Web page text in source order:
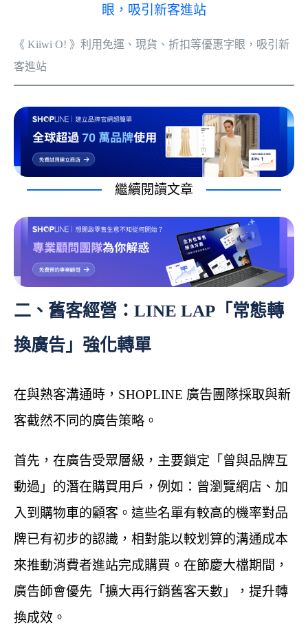
《 Kiiwi O! 》利用免運、現貨、折扣等優惠字眼，吸引新
客進站
繼續閱讀文章
二、舊客經營：LINE LAP「常態轉
換廣告」強化轉單
在與熟客溝通時，SHOPLINE 廣告團隊採取與新
客截然不同的廣告策略。
首先，在廣告受眾層級，主要鎖定「曾與品牌互
動過」的潛在購買用戶，例如：曾瀏覽網店、加
入到購物車的顧客。這些名單有較高的機率對品
牌已有初步的認識，相對能以較划算的溝通成本
來推動消費者進站完成購買。在節慶大檔期間，
廣告師會優先「擴大再行銷舊客天數」，提升轉
換成效。